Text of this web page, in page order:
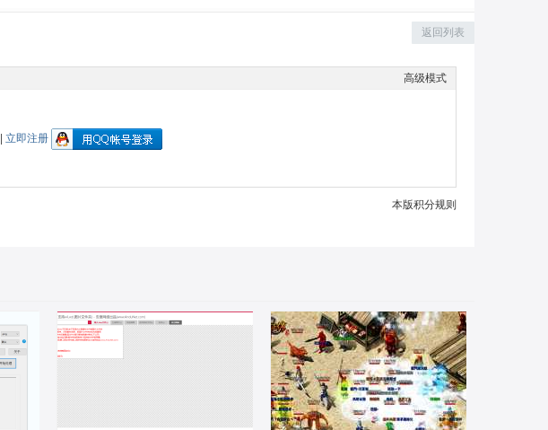
返回列表
高级模式
立即注册
本版积分规则